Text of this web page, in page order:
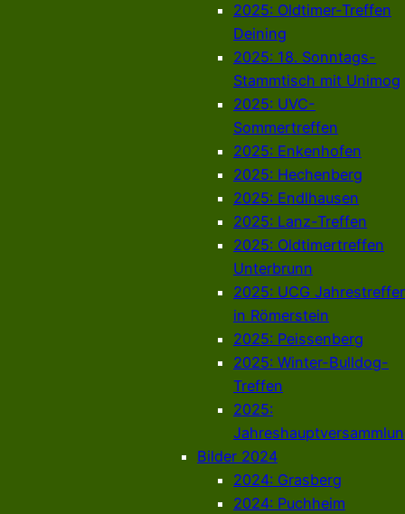
2025: Oldtimer-Treffen
Deining
2025: 18. Sonntags-
Stammtisch mit Unimog
2025: UVC-
Sommertreffen
2025: Enkenhofen
2025: Hechenberg
2025: Endlhausen
2025: Lanz-Treffen
2025: Oldtimertreffen
Unterbrunn
2025: UCG
in Römerstein
2025: Peissenberg
2025: Winter-Bulldog-
Treffen
2025:
Bilder 2024
2024: Grasberg
2024: Puchheim